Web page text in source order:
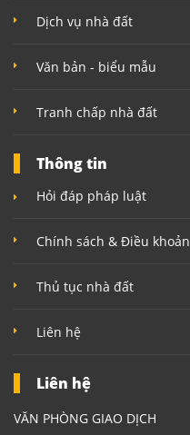
Dịch vụ nhà đất
Văn bản - biểu mẫu
Tranh chấp nhà đất
Thông tin
Hỏi đáp pháp luật
Chính sách & Điều khoản
Thủ tục nhà đất
Liên hệ
Liên hệ
VĂN PHÒNG GIAO DỊCH